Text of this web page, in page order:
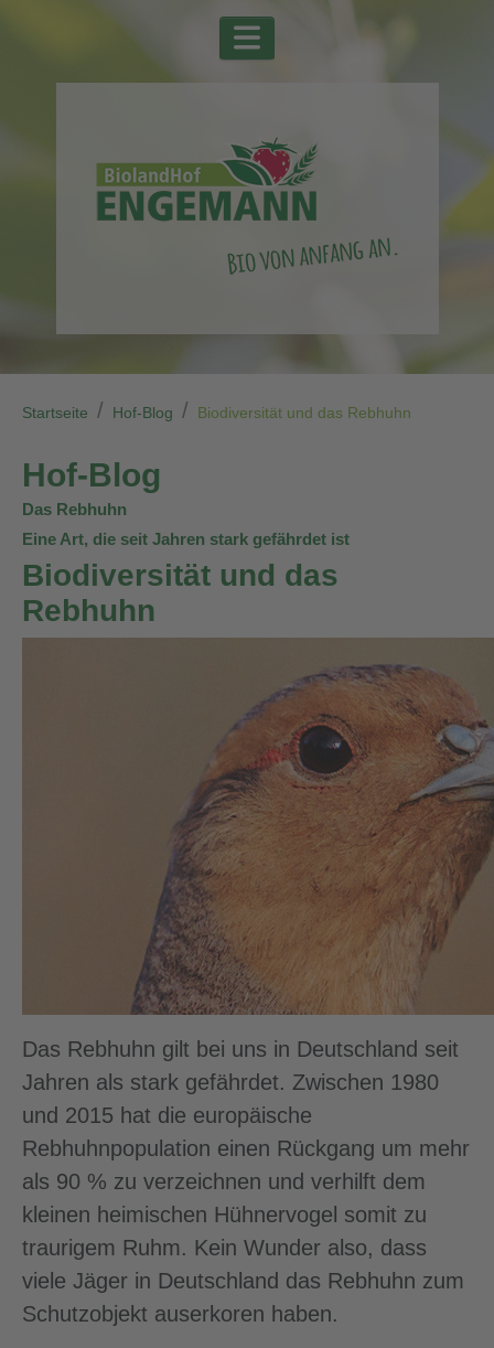
Startseite Hof-Blog Biodiversität und das Rebhuhn
Hof-Blog
Das Rebhuhn
Eine Art, die seit Jahren stark gefährdet ist
Biodiversität und das
Rebhuhn
Das Rebhuhn gilt bei uns in Deutschland seit
Jahren als stark gefährdet. Zwischen 1980
und 2015 hat die europäische
Rebhuhnpopulation einen Rückgang um mehr
als 90 % zu verzeichnen und verhilft dem
kleinen heimischen Hühnervogel somit zu
traurigem Ruhm. Kein Wunder also, dass
viele Jäger in Deutschland das Rebhuhn zum
Schutzobjekt auserkoren haben.